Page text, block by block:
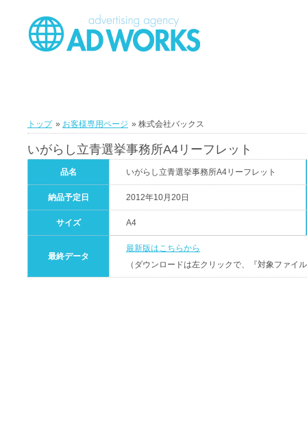
トップ » お客様専用ページ » 株式会社バックス
いがらし立青選挙事務所A4リーフレット
品名 いがらし立青選挙事務所A4リーフレット
納品予定日 2012年10月20日
サイズ A4
最終データ
最新版はこちらから
（ダウンロードは左クリックで、『対象ファイ